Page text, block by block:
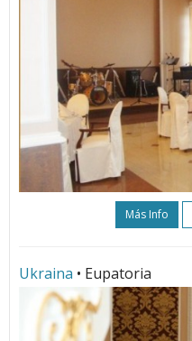
Más Info
Ukraina • Eupatoria